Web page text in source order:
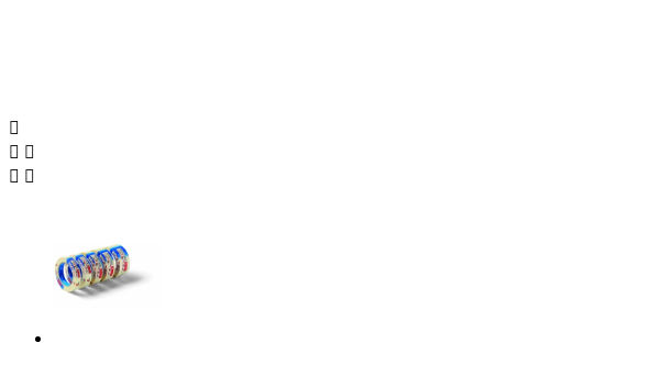

 
 